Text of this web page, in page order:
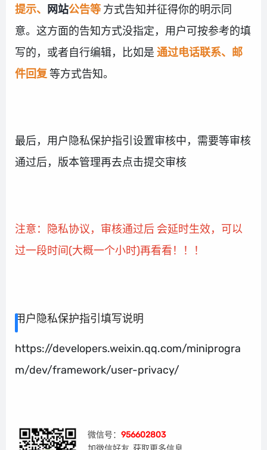
提示、
网站公告等 方式告知并征得你的明示同
意。这方面的告知方式没指定，用户可按参考的填
写的，或者自行编辑，比如是 通过电话联系、邮
件回复等方式告知。
最后，用户隐私保护指引设置审核中，需要等审核
通过后，版本管理再去点击提交审核
注意：隐私协议，审核通过后 会延时生效，可以
过一段时间(大概一个小时)再看看！！！
用户隐私保护指引填写说明
https://developers.weixin.qq.com/miniprogra
m/dev/framework/user-privacy/
微信号： 956602803